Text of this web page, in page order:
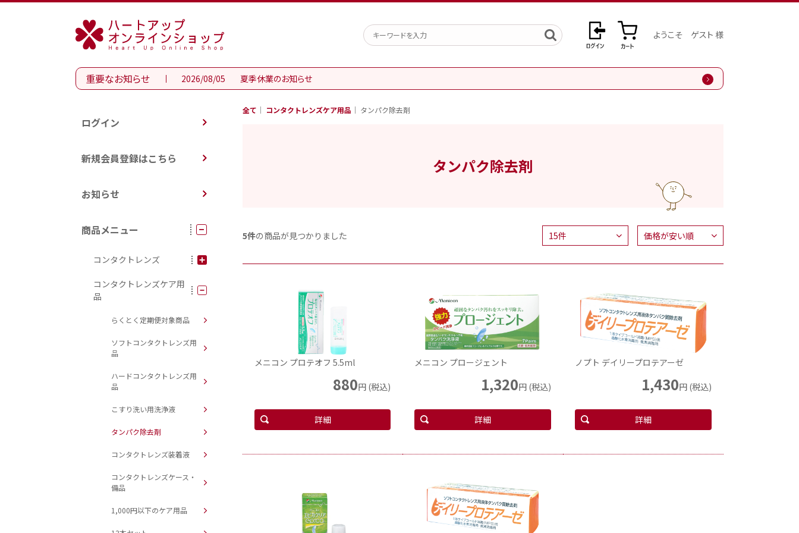
ようこそ ゲスト 様
重要なお知らせ 2026/08/05 夏季休業のお知らせ
ログイン
新規会員登録はこちら
お知らせ
商品メニュー
コンタクトレンズ
コンタクトレンズケア用
品
らくとく定期便対象商品
ソフトコンタクトレンズ用
品
ハードコンタクトレンズ用
品
こすり洗い用洗浄液
タンパク除去剤
コンタクトレンズ装着液
コンタクトレンズケース・
備品
1,000円以下のケア用品
全て コンタクトレンズケア用品 タンパク除去剤
タンパク除去剤
5件の商品が見つかりました
メニコン プロテオフ 5.5ml
880円 (税込)
詳細
メニコン プロージェント
1,320円 (税込)
詳細
ノプト デイリープロテアーゼ
1,430円 (税込)
詳細